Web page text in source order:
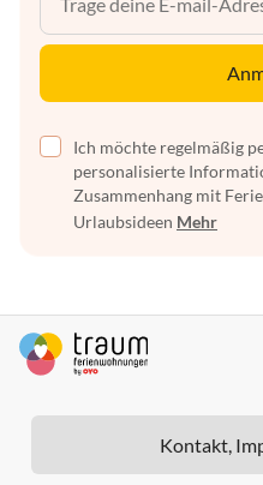
Ich möchte regelmäßig
personalisierte
Zusammenhang mit
Urlaubsideen Mehr
Kontakt,